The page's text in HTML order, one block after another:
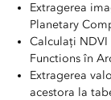
Extragerea
Planetary
Calculați
Functions în
Extragerea
acestora la